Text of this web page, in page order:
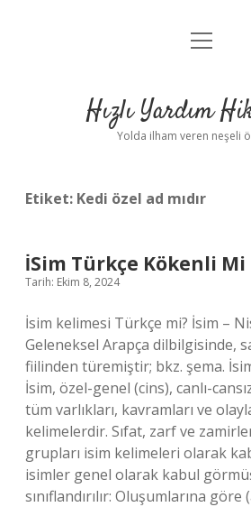
Anasayfa
Yasal Uyarı
menüyü
Hızlı Yardım
Yolda ilham veren neşeli
Etiket: Kedi özel ad mıdır
İSim Türkçe Kökenli Mi
Tarih: Ekim 8, 2024
İsim kelimesi Türkçe mi? İsim –
Geleneksel Arapça dilbilgisinde,
fiilinden türemiştir; bkz. şema.
İsim, özel-genel (cins), canlı-
tüm varlıkları, kavramları ve
kelimelerdir. Sıfat, zarf ve
grupları isim kelimeleri olarak
isimler genel olarak kabul
sınıflandırılır: Oluşumlarına